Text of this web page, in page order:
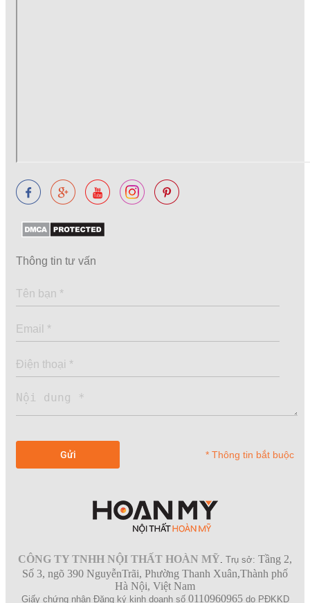
Thông tin tư vấn
* Thông tin bắt buộc
CÔNG TY TNHH NỘI THẤT HOÀN MỸ. Trụ sở: Tầng 2,
Số 3, ngõ 390 NguyễnTrãi, Phường Thanh Xuân,Thành phố
Hà Nội, Việt Nam
Giấy chứng nhận Đăng ký kinh doanh số 0110960965do PĐKKD